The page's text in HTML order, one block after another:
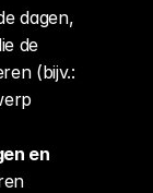
dagen,
de
(bijv.:
en